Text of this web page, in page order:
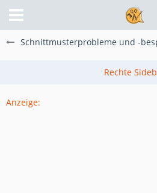
Schnittmusterprobleme und -
Anzeige: